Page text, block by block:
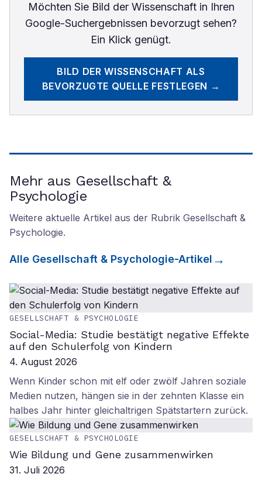
Möchten Sie Bild der Wissenschaftin Ihren
Google-Suchergebnissen bevorzugt sehen?
Ein Klick genügt.
BILD DER WISSENSCHAFT ALS
BEVORZUGTE QUELLE FESTLEGEN →
Mehr aus Gesellschaft &
Psychologie
Weitere aktuelle Artikel aus der Rubrik Gesellschaft &
Psychologie.
Alle Gesellschaft & Psychologie-Artikel
GESELLSCHAFT & PSYCHOLOGIE
Social-Media: Studie bestätigt negative Effekte
auf den Schulerfolg von Kindern
4. August 2026
Wenn Kinder schon mit elf oder zwölf Jahren soziale
Medien nutzen, hängen sie in der zehnten Klasse ein
halbes Jahr hinter gleichaltrigen Spätstartern zurück.
GESELLSCHAFT & PSYCHOLOGIE
Wie Bildung und Gene zusammenwirken
31. Juli 2026